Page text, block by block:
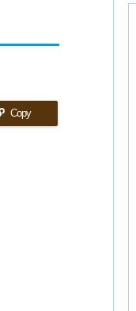
Copy